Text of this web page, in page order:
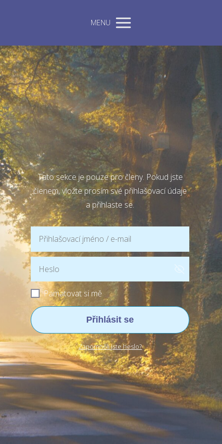
MENU
Tato sekce je pouze pro členy. Pokud jste
členem, vložte prosím své přihlašovací údaje
a přihlaste se.
Pamatovat si mě
Přihlásit se
Zapomněli jste heslo?